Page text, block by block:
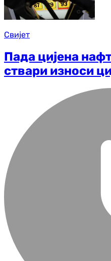
Свијет
Пада цијена
ствари износи